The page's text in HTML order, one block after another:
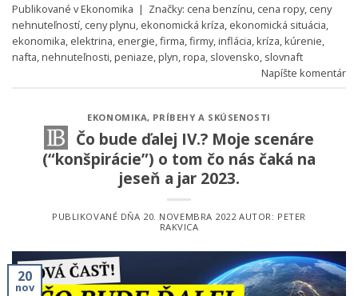
Publikované vEkonomika | Značky: cena benzínu, cena ropy, ceny
nehnuteľností, ceny plynu, ekonomická kríza, ekonomická situácia,
ekonomika, elektrina, energie,firma,firmy,inflácia,kríza,kúrenie,
nafta,nehnuteľnosti,peniaze,plyn,ropa, slovensko, slovnaft
Napíšte komentár
EKONOMIKA, PRÍBEHY A SKÚSENOSTI
Čo bude ďalej IV.? Moje scenáre
(“konšpirácie”) o tom čo nás čaká na
jeseň a jar 2023.
PUBLIKOVANÉ DŇA 20. NOVEMBRA 2022 AUTOR: PETER
RAKVICA
20
nov